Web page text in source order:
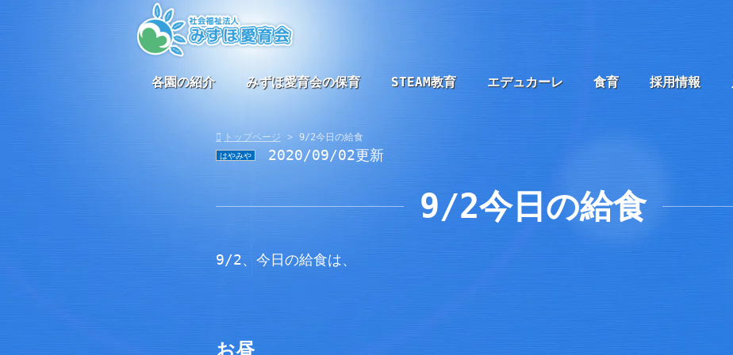
各園の紹介 みずほ愛育会の保育 STEAM教育 エデュカーレ 食育 採用情報
トップページ 9/2今日の給食
はやみや 2020/09/02更新
9/2今日の給食
9/2、今日の給食は、
お昼